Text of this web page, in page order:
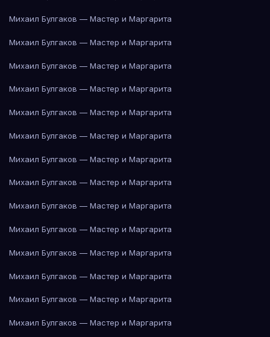
Михаил Булгаков — Мастер и Маргарита
Михаил Булгаков — Мастер и Маргарита
Михаил Булгаков — Мастер и Маргарита
Михаил Булгаков — Мастер и Маргарита
Михаил Булгаков — Мастер и Маргарита
Михаил Булгаков — Мастер и Маргарита
Михаил Булгаков — Мастер и Маргарита
Михаил Булгаков — Мастер и Маргарита
Михаил Булгаков — Мастер и Маргарита
Михаил Булгаков — Мастер и Маргарита
Михаил Булгаков — Мастер и Маргарита
Михаил Булгаков — Мастер и Маргарита
Михаил Булгаков — Мастер и Маргарита
Михаил Булгаков — Мастер и Маргарита